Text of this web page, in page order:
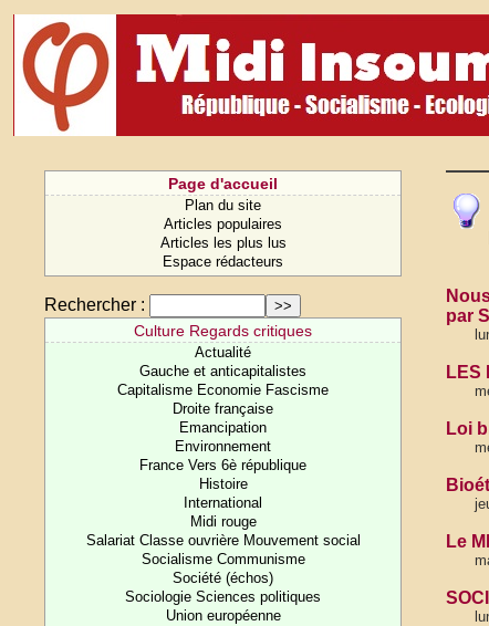
Page d'accueil
Plan du site
Articles populaires
Articles les plus lus
Espace rédacteurs
Rechercher :
Culture Regards critiques
Actualité
Gauche et anticapitalistes
Capitalisme Economie Fascisme
Droite française
Emancipation
Environnement
France Vers 6è république
Histoire
International
Midi rouge
Salariat Classe ouvrière Mouvement social
Socialisme Communisme
Société (échos)
Sociologie Sciences politiques
Union européenne
par
LES
Loi
Le